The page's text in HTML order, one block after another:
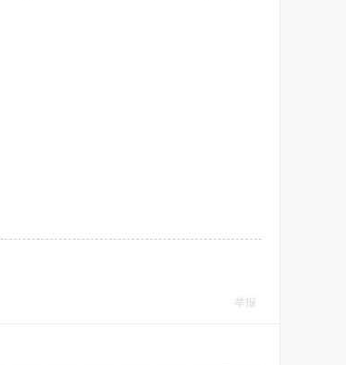
举报